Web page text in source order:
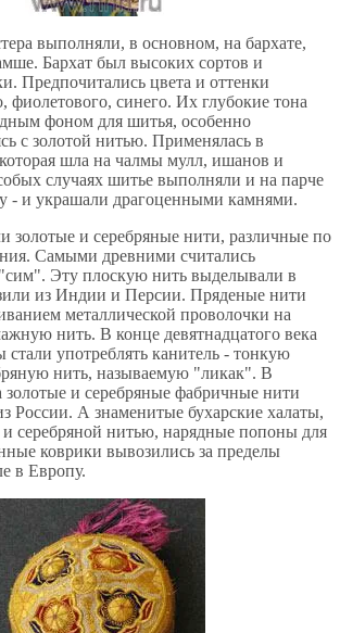
выполняли, в основном, на бархате,
Бархат был высоких сортов и
Предпочитались цвета и оттенки
фиолетового, синего. Их глубокие тона
фоном для шитья, особенно
с золотой нитью. Применялась в
шла на чалмы мулл, ишанов и
случаях шитье выполняли и на парче
- и украшали драгоценными камнями.
золотые и серебряные нити, различные по
Самыми древними считались
Эту плоскую нить выделывали в
из Индии и Персии. Пряденые нити
металлической проволочки на
нить. В конце девятнадцатого века
стали употреблять канитель - тонкую
нить, называемую "ликак". В
золотые и серебряные фабричные нити
России. А знаменитые бухарские халаты,
серебряной нитью, нарядные попоны для
коврики вывозились за пределы
в Европу.